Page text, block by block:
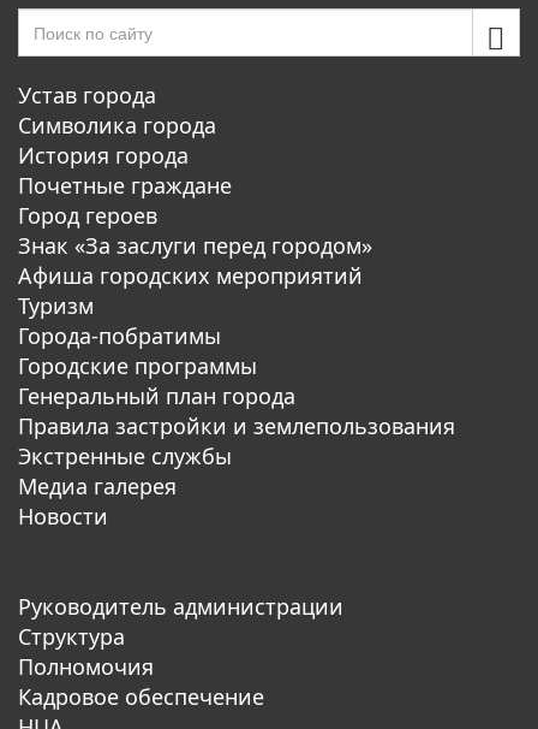
Устав города
Символика города
История города
Почетные граждане
Город героев
Знак «За заслуги перед городом»
Афиша городских мероприятий
Туризм
Города-побратимы
Городские программы
Генеральный план города
Правила застройки и землепользования
Экстренные службы
Медиа галерея
Новости
Руководитель администрации
Структура
Полномочия
Кадровое обеспечение